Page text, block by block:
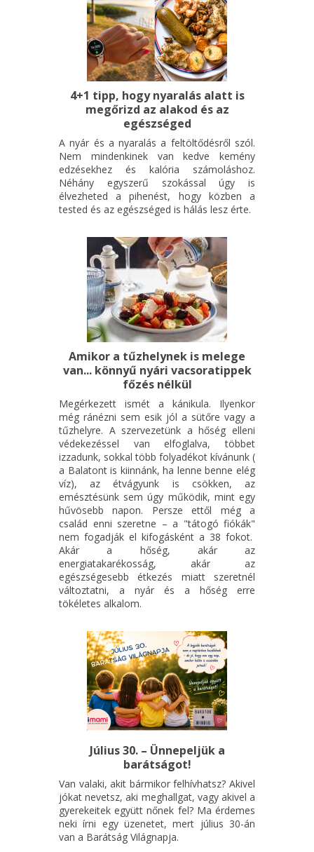
4+1 tipp, hogy nyaralás alatt is
megőrizd az alakod és az
egészséged
A nyár és a nyaralás a feltöltődésről szól.
Nem mindenkinek van kedve kemény
edzésekhez és kalória számoláshoz.
Néhány egyszerű szokással úgy is
élvezheted a pihenést, hogy közben a
tested és az egészséged is hálás lesz érte.
Amikor a tűzhelynek is melege
van... könnyű nyári vacsoratippek
főzés nélkül
Megérkezett ismét a kánikula. Ilyenkor
még ránézni sem esik jól a sütőre vagy a
tűzhelyre. A szervezetünk a hőség elleni
védekezéssel van elfoglalva, többet
izzadunk, sokkal több folyadékot kívánunk (
a Balatont is kiinnánk, ha lenne benne elég
víz), az étvágyunk is csökken, az
emésztésünk sem úgy működik, mint egy
hűvösebb napon. Persze ettől még a
család enni szeretne – a "tátogó fiókák"
nem fogadják el kifogásként a 38 fokot.
Akár a hőség, akár az
energiatakarékosság, akár az
egészségesebb étkezés miatt szeretnél
változtatni, a nyár és a hőség erre
tökéletes alkalom.
Július 30. – Ünnepeljük a
barátságot!
Van valaki, akit bármikor felhívhatsz? Akivel
jókat nevetsz, aki meghallgat, vagy akivel a
gyerekeitek együtt nőnek fel? Ma érdemes
neki írni egy üzenetet, mert július 30-án
van a Barátság Világnapja.